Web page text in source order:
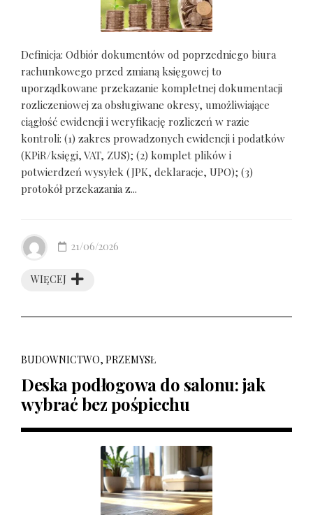
Definicja: Odbiór dokumentów od poprzedniego biura
rachunkowego przed zmianą księgowej to
uporządkowane przekazanie kompletnej dokumentacji
rozliczeniowej za obsługiwane okresy, umożliwiające
ciągłość ewidencji i weryfikację rozliczeń w razie
kontroli: (1) zakres prowadzonych ewidencji i podatków
(KPiR/księgi, VAT, ZUS); (2) komplet plików i
potwierdzeń wysyłek (JPK, deklaracje, UPO); (3)
protokół przekazania z...
WIĘCEJ
21/06/2026
BUDOWNICTWO, PRZEMYSŁ
Deska podłogowa do salonu: jak
wybrać bez pośpiechu